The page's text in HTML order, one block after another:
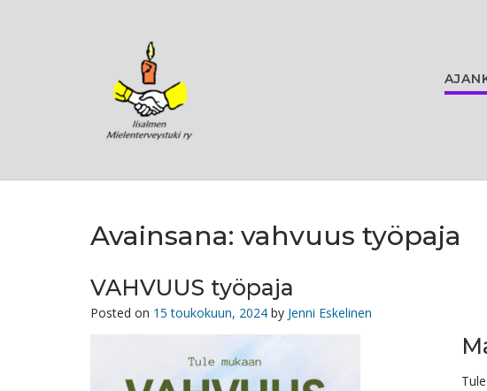
Avainsana: vahvuus työpaja
VAHVUUS työpaja
Posted on 15 toukokuun, 2024 by Jenni Eskelinen